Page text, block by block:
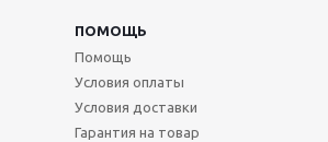
ПОМОЩЬ
Помощь
Условия оплаты
Условия доставки
Гарантия на товар